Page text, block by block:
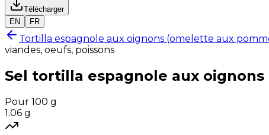
Télécharger
EN
FR
Tortilla espagnole aux oignons (omelette aux
viandes, oeufs, poissons
Sel tortilla espagnole aux
Pour 100 g
1.06 g